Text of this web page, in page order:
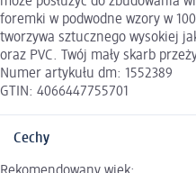
foremki w podwodne wzory w
tworzywa sztucznego wysokiej
oraz PVC. Twój mały skarb
Numer artykułu dm: 1552389
GTIN: 4066447755701
Cechy